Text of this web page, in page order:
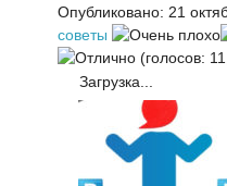
Опубликовано: 21
советы
(голосов:
Загрузка...